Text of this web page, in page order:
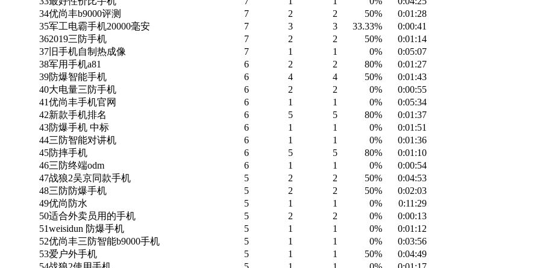
34优尚丰b9000评测 7 2 2 50%
0:01:28
35军工电霸手机20000毫安 7 3 3 33.33%
0:00:41
362019三防手机 7 2 2 50%
0:01:14
37 旧手机自制热成像 7 1 1 0%
0:05:07
38军用手机a81 6 2 2 80%
0:01:27
39防爆智能手机 6 4 4 50%
0:01:43
40大电量三防手机 6 2 2 0%
0:00:55
41优尚丰手机官网 6 1 1 0%
0:05:34
42新款手机排名 6 5 5 80%
0:01:37
43防爆手机 中标 6 1 1 0%
0:01:51
44三防智能对讲机 6 1 1 0%
0:01:36
45防摔手机 6 5 5 80%
0:01:10
46三防终端odm 6 1 1 0%
0:00:54
47战狼2吴京同款手机 5 2 2 50%
0:04:53
48三防防爆手机 5 2 2 50%
0:02:03
49优尚防水 5 1 1 0%
0:11:29
50适合外卖员用的手机 5 2 2 0%
0:00:13
51weisidun 防爆手机 5 1 1 0%
0:01:12
52优尚丰三防智能b9000手机 5 1 1 0%
0:03:56
53爱户外手机 5 1 1 50%
0:04:49